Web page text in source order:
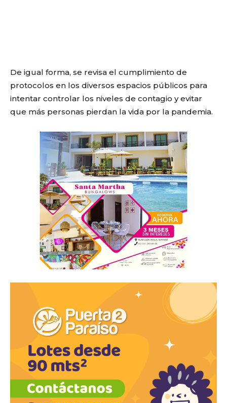
De igual forma, se revisa el cumplimiento de
protocolos en los diversos espacios públicos para
intentar controlar los niveles de contagio y evitar
que más personas pierdan la vida por la pandemia.